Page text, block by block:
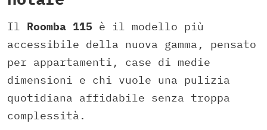
Il Roomba 115 è il modello più
accessibile della nuova gamma, pensato
per appartamenti, case di medie
dimensioni e chi vuole una pulizia
quotidiana affidabile senza troppa
complessità.